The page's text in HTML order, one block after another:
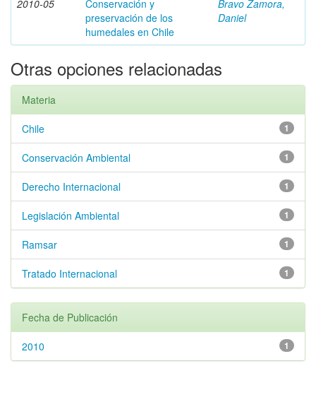
2010-05
Conservación y
preservación de los
humedales en Chile
Bravo Zamora,
Daniel
Otras opciones relacionadas
Materia
1
Chile
1
Conservación Ambiental
1
Derecho Internacional
1
Legislación Ambiental
1
Ramsar
1
Tratado Internacional
Fecha de Publicación
1
2010